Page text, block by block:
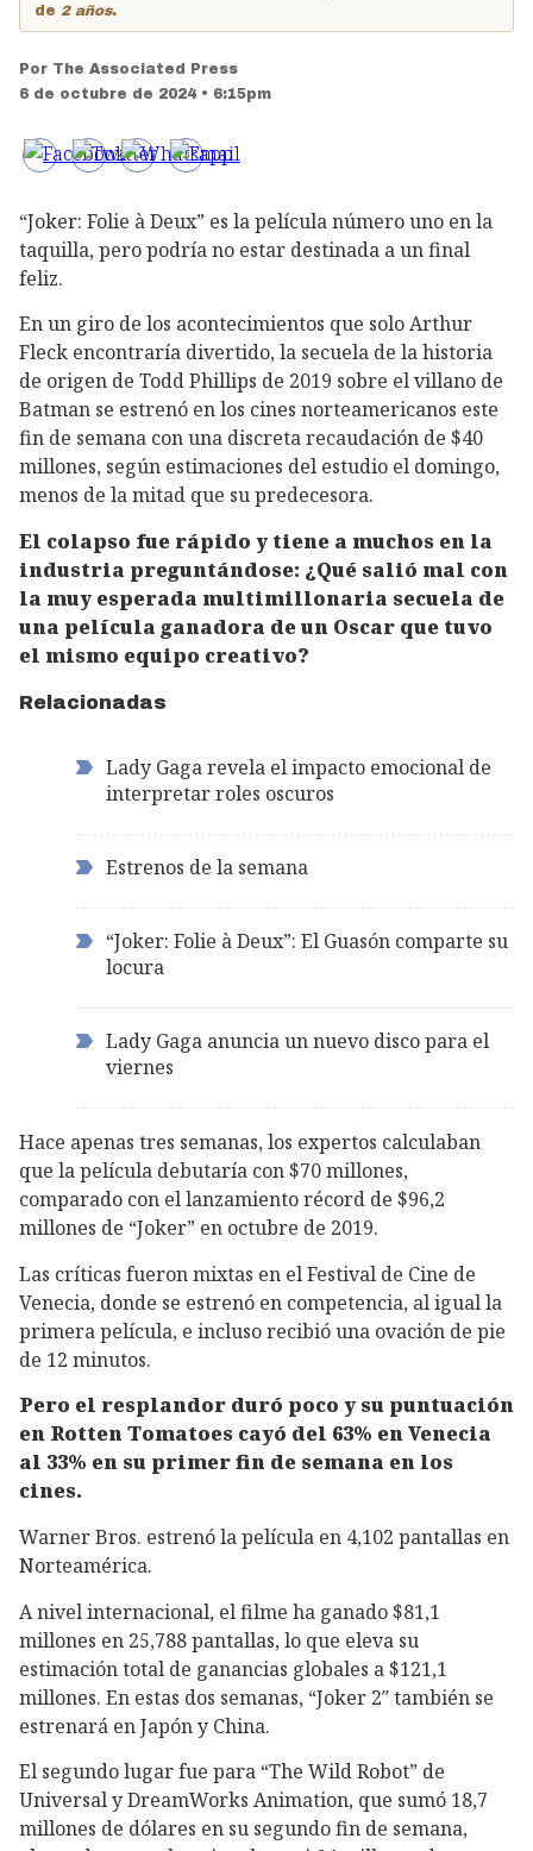
de 2 años.
Por The Associated Press
6 de octubre de 2024 • 6:15pm
“Joker: Folie à Deux” es la película número uno en la
taquilla, pero podría no estar destinada a un final
feliz.
En un giro de los acontecimientos que solo Arthur
Fleck encontraría divertido, la secuela de la historia
de origen de Todd Phillips de 2019 sobre el villano de
Batman se estrenó en los cines norteamericanos este
fin de semana con una discreta recaudación de $40
millones, según estimaciones del estudio el domingo,
menos de la mitad que su predecesora.
El colapso fue rápido y tiene a muchos en la
industria preguntándose: ¿Qué salió mal con
la muy esperada multimillonaria secuela de
una película ganadora de un Oscar que tuvo
el mismo equipo creativo?
Relacionadas
Lady Gaga revela el impacto emocional de
interpretar roles oscuros
Estrenos de la semana
“Joker: Folie à Deux”: El Guasón comparte su
locura
Lady Gaga anuncia un nuevo disco para el
viernes
Hace apenas tres semanas, los expertos calculaban
que la película debutaría con $70 millones,
comparado con el lanzamiento récord de $96,2
millones de “Joker” en octubre de 2019.
Las críticas fueron mixtas en el Festival de Cine de
Venecia, donde se estrenó en competencia, al igual la
primera película, e incluso recibió una ovación de pie
de 12 minutos.
Pero el resplandor duró poco y su puntuación
en Rotten Tomatoes cayó del 63% en Venecia
al 33% en su primer fin de semana en los
cines.
Warner Bros. estrenó la película en 4,102 pantallas en
Norteamérica.
A nivel internacional, el filme ha ganado $81,1
millones en 25,788 pantallas, lo que eleva su
estimación total de ganancias globales a $121,1
millones. En estas dos semanas, “Joker 2″ también se
estrenará en Japón y China.
El segundo lugar fue para “The Wild Robot” de
Universal y DreamWorks Animation, que sumó 18,7
millones de dólares en su segundo fin de semana,